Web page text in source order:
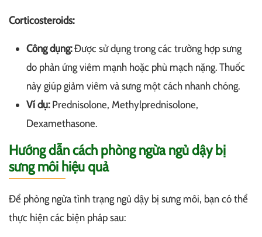
Corticosteroids:
Công dụng:Được sử dụng trong các trường hợp sưng
do phản ứng viêm mạnh hoặc phù mạch nặng. Thuốc
này giúp giảm viêm và sưng một cách nhanh chóng.
Ví dụ:Prednisolone, Methylprednisolone,
Dexamethasone.
Hướng dẫn cách phòng ngừa ngủ dậy bị
sưng môi hiệu quả
Để phòng ngừa tình trạng ngủ dậy bị sưng môi, bạn có thể
thực hiện các biện pháp sau: